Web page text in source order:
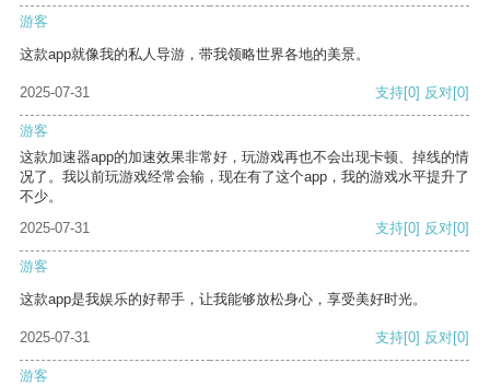
游客
这款app就像我的私人导游，带我领略世界各地的美景。
2025-07-31 支持[0] 反对[0]
游客
这款加速器app的加速效果非常好，玩游戏再也不会出现卡顿、掉线的情
况了。我以前玩游戏经常会输，现在有了这个app，我的游戏水平提升了
不少。
2025-07-31
支持[0] 反对[0]
游客
这款app是我娱乐的好帮手，让我能够放松身心，享受美好时光。
2025-07-31 支持[0] 反对[0]
游客